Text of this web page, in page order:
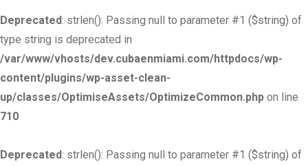
Deprecated: strlen(): Passing null to parameter #1 ($string) of
type string is deprecated in
/var/www/vhosts/dev.cubaenmiami.com/httpdocs/wp-
content/plugins/wp-asset-clean-
up/classes/OptimiseAssets/OptimizeCommon.php on line
710
Deprecated: strlen(): Passing null to parameter #1 ($string) of